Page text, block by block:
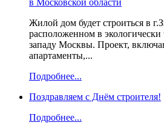
в Московской области
Жилой дом будет строиться в
расположенном в
западу Москвы. Проект,
апартаменты,...
Подробнее...
Поздравляем с Днём строителя!
Подробнее...